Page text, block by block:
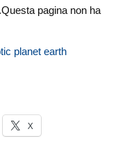
pagina non ha
planet earth
X